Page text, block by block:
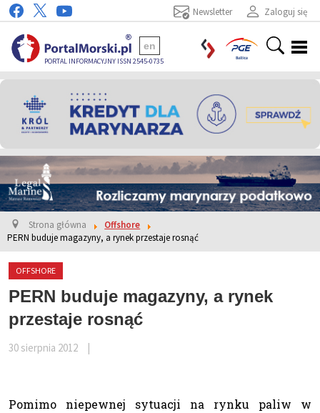
Zaloguj się
Newsletter
PORTAL INFORMACYJNY ISSN 2545-0735
en
Strona główna
Offshore
PERN buduje magazyny, a rynek przestaje rosnąć
OFFSHORE
PERN buduje magazyny, a rynek
przestaje rosnąć
30 sierpnia 2012
Pomimo niepewnej sytuacji na rynku paliw w